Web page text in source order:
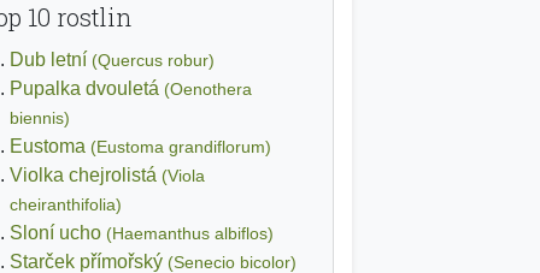
10 rostlin
Dub letní (Quercus robur)
Pupalka dvouletá (Oenothera
biennis)
Eustoma (Eustoma grandiflorum)
Violka chejrolistá (Viola
cheiranthifolia)
Sloní ucho (Haemanthus albiflos)
Starček přímořský (Senecio bicolor)